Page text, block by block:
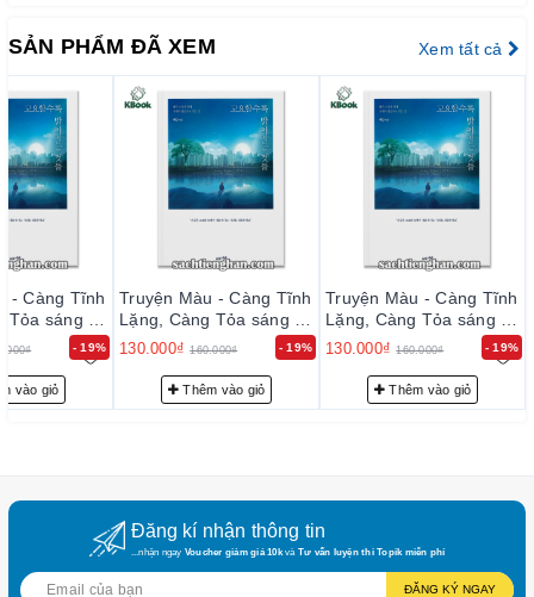
SẢN PHẨM ĐÃ XEM Xem tất cả
- 19%
- Càng Tĩnh
sáng -
아지는 것
vào giỏ
- 19%
Truyện Màu - Càng Tĩnh
Lặng, Càng Tỏa sáng -
고요할수록 밝아지는 것
130.000₫ 160.000₫
Thêm vào giỏ
- 19%
Truyện Màu - Càng Tĩnh
Lặng, Càng Tỏa sáng -
고요할수록 밝아지는 것
130.000₫ 160.000₫
Thêm vào giỏ
Đăng kí nhận thông tin
...nhận ngay Voucher giảm giá 10kvà Tư vấn luyện thi Topik miễn phí
ĐĂNG KÝ NGAY